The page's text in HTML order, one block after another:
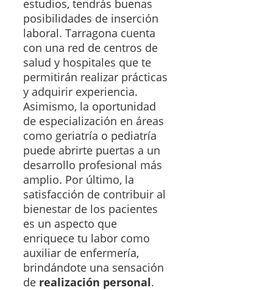
estudios, tendrás buenas
posibilidades de inserción
laboral. Tarragona cuenta
con una red de centros de
salud y hospitales que te
permitirán realizar prácticas
y adquirir experiencia.
Asimismo, la oportunidad
de especialización en áreas
como geriatría o pediatría
puede abrirte puertas a un
desarrollo profesional más
amplio. Por último, la
satisfacción de contribuir al
bienestar de los pacientes
es un aspecto que
enriquece tu labor como
auxiliar de enfermería,
brindándote una sensación
de realización personal.